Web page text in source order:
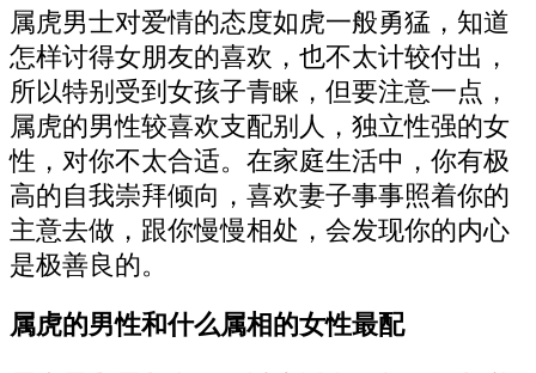
属虎男士对爱情的态度如虎一般勇猛，知道
怎样讨得女朋友的喜欢，也不太计较付出，
所以特别受到女孩子青睐，但要注意一点，
属虎的男性较喜欢支配别人，独立性强的女
性，对你不太合适。在家庭生活中，你有极
高的自我崇拜倾向，喜欢妻子事事照着你的
主意去做，跟你慢慢相处，会发现你的内心
是极善良的。
属虎的男性和什么属相的女性最配